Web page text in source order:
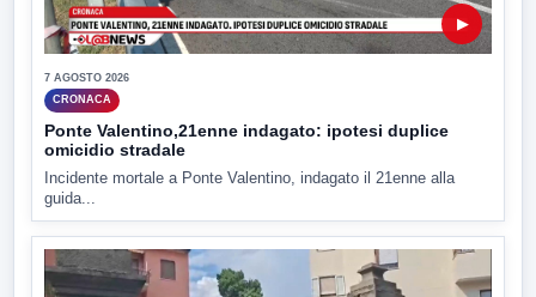
▶
7 AGOSTO 2026
CRONACA
Ponte Valentino,21enne indagato: ipotesi duplice
omicidio stradale
Incidente mortale a Ponte Valentino, indagato il 21enne alla
guida...